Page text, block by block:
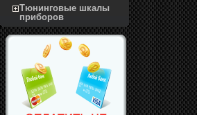
Тюнинговые шкалы
приборов